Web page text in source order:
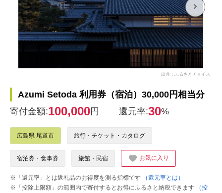
出典：ふるさとチョイス
Azumi Setoda 利用券（宿泊）30,000円相当分
寄付金額:100,000円 還元率:30%
広島県 尾道市 旅行・チケット・カタログ
宿泊券・食事券 旅館・民宿 お気に入り
※「還元率」とは返礼品のお得度を測る指標です
（還元率とは）
※「控除上限額」の範囲内で寄付するとお得にふるさと納税できます
（控